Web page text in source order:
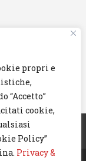
propri e
“Accetto”
cookie,
Policy”
Privacy &